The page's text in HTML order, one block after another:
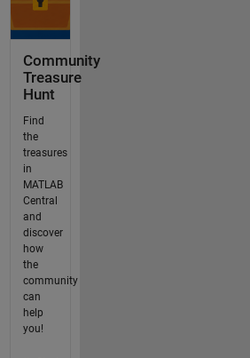
Community
Treasure
Hunt
Find
the
treasures
in
MATLAB
Central
and
discover
how
the
community
can
help
you!